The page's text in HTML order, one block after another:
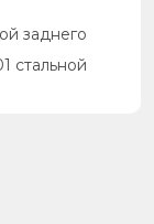
заднего
стальной